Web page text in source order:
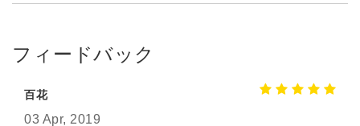
フィードバック
百花
03 Apr, 2019